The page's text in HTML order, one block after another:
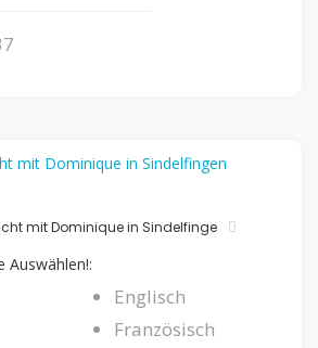
mit Dominique in Sindelfinge
Auswählen!:
Englisch
Französisch